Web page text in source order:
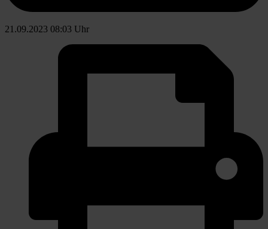
21.09.2023 08:03 Uhr